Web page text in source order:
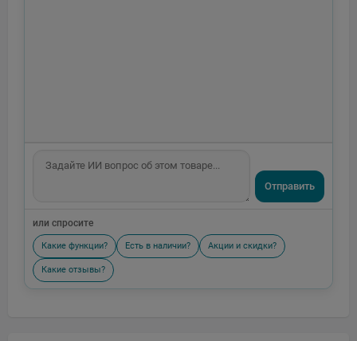
Отправить
или спросите
Какие функции? Есть в наличии? Акции и скидки?
Какие отзывы?